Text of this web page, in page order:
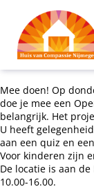
Mee doen! Op
doe je mee een
belangrijk. Het
U heeft
aan een quiz en
Voor kinderen zijn
De locatie is aan
10.00-16.00.